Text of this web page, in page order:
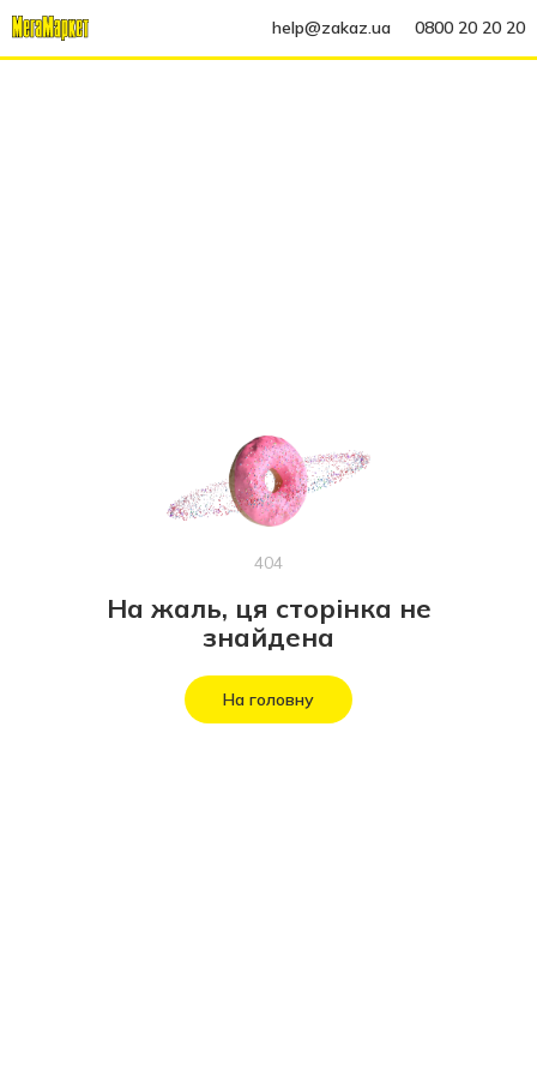
help@zakaz.ua 0800 20 20 20
404
На жаль, ця сторінка не
знайдена
На головну